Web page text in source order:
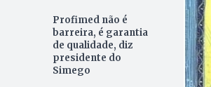
Profimed não é
barreira, é garantia
de qualidade, diz
presidente do
Simego